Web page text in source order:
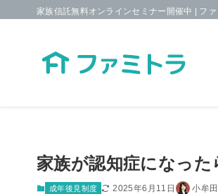
家族信託無料オンラインセミナー開催中 | ファ
家族が認知症になっ
成年後見制度 2025年6月11日 小牟